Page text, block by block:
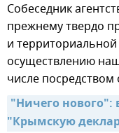
Собеседник
прежнему твердо
и
осуществлению
числе
"Ничего нового":
"Крымскую